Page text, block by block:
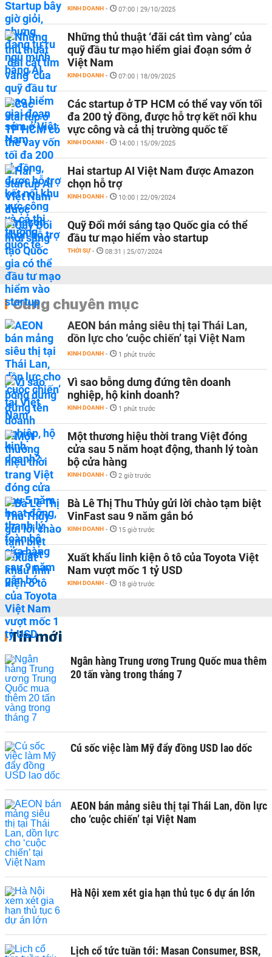
KINH DOANH - 07:00 | 29/10/2025
Những thủ thuật ‘đãi cát tìm vàng’ của
quỹ đầu tư mạo hiểm giai đoạn sớm ở
Việt Nam
KINH DOANH - 07:00 | 18/09/2025
Các startup ở TP HCM có thể vay vốn tối
đa 200 tỷ đồng, được hỗ trợ kết nối khu
vực công và cả thị trường quốc tế
KINH DOANH - 14:00 | 15/09/2025
Hai startup AI Việt Nam được Amazon
chọn hỗ trợ
KINH DOANH - 10:00 | 22/09/2024
Quỹ Đổi mới sáng tạo Quốc gia có thể
đầu tư mạo hiểm vào startup
THỜI SỰ - 08:31 | 25/07/2024
Cùng chuyên mục
AEON bán mảng siêu thị tại Thái Lan,
dồn lực cho ‘cuộc chiến’ tại Việt Nam
KINH DOANH - 1 phút trước
Vì sao bỗng dưng đứng tên doanh
nghiệp, hộ kinh doanh?
KINH DOANH - 1 phút trước
Một thương hiệu thời trang Việt đóng
cửa sau 5 năm hoạt động, thanh lý toàn
bộ cửa hàng
KINH DOANH - 2 giờ trước
Bà Lê Thị Thu Thủy gửi lời chào tạm biệt
VinFast sau 9 năm gắn bó
KINH DOANH - 15 giờ trước
Xuất khẩu linh kiện ô tô của Toyota Việt
Nam vượt mốc 1 tỷ USD
KINH DOANH - 18 giờ trước
Tin mới
Ngân hàng Trung ương Trung Quốc mua thêm
20 tấn vàng trong tháng 7
Cú sốc việc làm Mỹ đẩy đồng USD lao dốc
AEON bán mảng siêu thị tại Thái Lan, dồn lực
cho ‘cuộc chiến’ tại Việt Nam
Hà Nội xem xét gia hạn thủ tục 6 dự án lớn
Lịch cổ tức tuần tới: Masan Consumer, BSR,